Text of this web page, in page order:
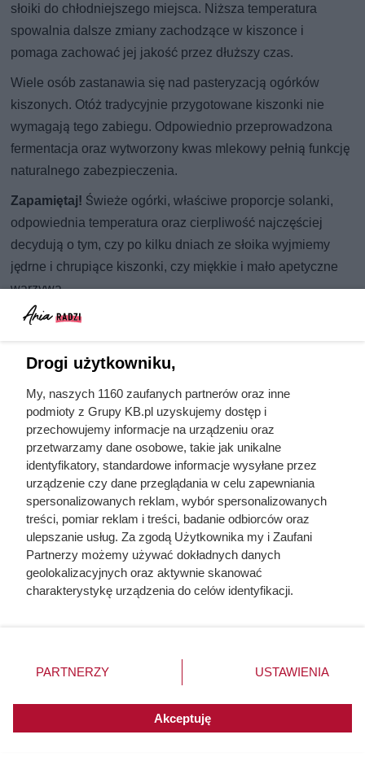
słoiki do chłodniejszego miejsca. Niższa temperatura
spowalnia dalsze zmiany zachodzące w kiszonce i
pomaga zachować jej jakość przez dłuższy czas.
Wiele osób zastanawia się nad pasteryzacją ogórków
kiszonych. Otóż tradycyjnie przygotowane kiszonki nie
wymagają tego zabiegu. Odpowiednio przeprowadzona
fermentacja oraz wytworzony kwas mlekowy pełnią funkcję
naturalnego zabezpieczenia.
Zapamiętaj! Świeże ogórki, właściwe proporcje solanki,
odpowiednia temperatura oraz cierpliwość najczęściej
decydują o tym, czy po kilku dniach ze słoika wyjmiemy
jędrne i chrupiące kiszonki, czy miękkie i mało apetyczne
warzywa.
Drogi użytkowniku,
My, naszych 1160 zaufanych partnerów oraz inne
podmioty z Grupy KB.pl uzyskujemy dostęp i
przechowujemy informacje na urządzeniu oraz
przetwarzamy dane osobowe, takie jak unikalne
identyfikatory, standardowe informacje wysyłane przez
urządzenie czy dane przeglądania w celu zapewniania
spersonalizowanych reklam, wybór spersonalizowanych
treści, pomiar reklam i treści, badanie odbiorców oraz
ulepszanie usług. Za zgodą Użytkownika my i Zaufani
Partnerzy możemy używać dokładnych danych
geolokalizacyjnych oraz aktywnie skanować
charakterystykę urządzenia do celów identyfikacji.
zmienić/wycofać klikając przycisk ustawień prywatności
znajdujący się w lewym dolnym rogu strony. Niektóre
użytkownika, ale masz prawo sprzeciwić się takiemu
przetwarzaniu. Preferencje będą miały zastosowania do
PARTNERZY USTAWIENIA
Akceptuję